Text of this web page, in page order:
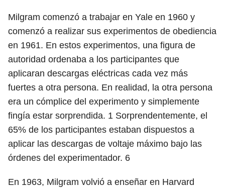
Milgram comenzó a trabajar en Yale en 1960 y
comenzó a realizar sus experimentos de obediencia
en 1961. En estos experimentos, una figura de
autoridad ordenaba a los participantes que
aplicaran descargas eléctricas cada vez más
fuertes a otra persona. En realidad, la otra persona
era un cómplice del experimento y simplemente
fingía estar sorprendida. 1 Sorprendentemente, el
65% de los participantes estaban dispuestos a
aplicar las descargas de voltaje máximo bajo las
órdenes del experimentador. 6
En 1963, Milgram volvió a enseñar en Harvard